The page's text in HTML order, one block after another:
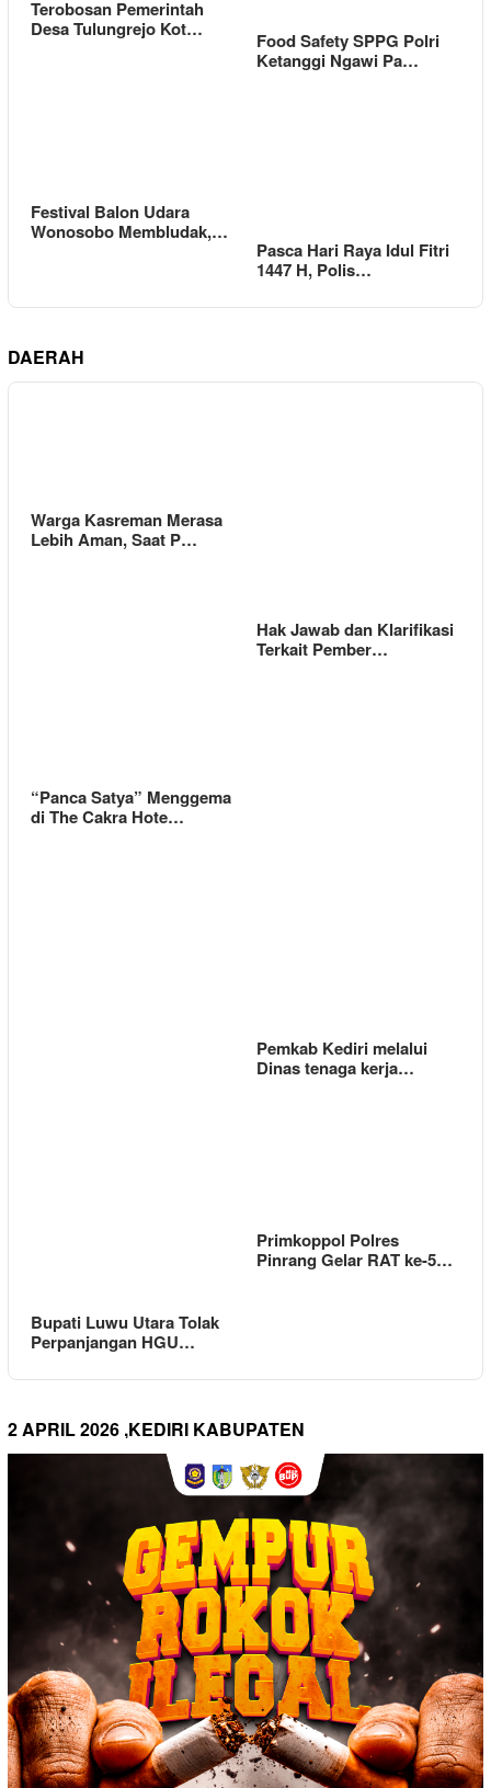
Terobosan Pemerintah
Desa Tulungrejo Kot…
Food Safety SPPG Polri
Ketanggi Ngawi Pa…
Festival Balon Udara
Wonosobo Membludak,…
Pasca Hari Raya Idul Fitri
1447 H, Polis…
DAERAH
Warga Kasreman Merasa
Lebih Aman, Saat P…
Hak Jawab dan Klarifikasi
Terkait Pember…
“Panca Satya” Menggema
di The Cakra Hote…
Pemkab Kediri melalui
Dinas tenaga kerja…
Bupati Luwu Utara Tolak
Perpanjangan HGU…
Primkoppol Polres
Pinrang Gelar RAT ke-5…
2 APRIL 2026 ,KEDIRI KABUPATEN